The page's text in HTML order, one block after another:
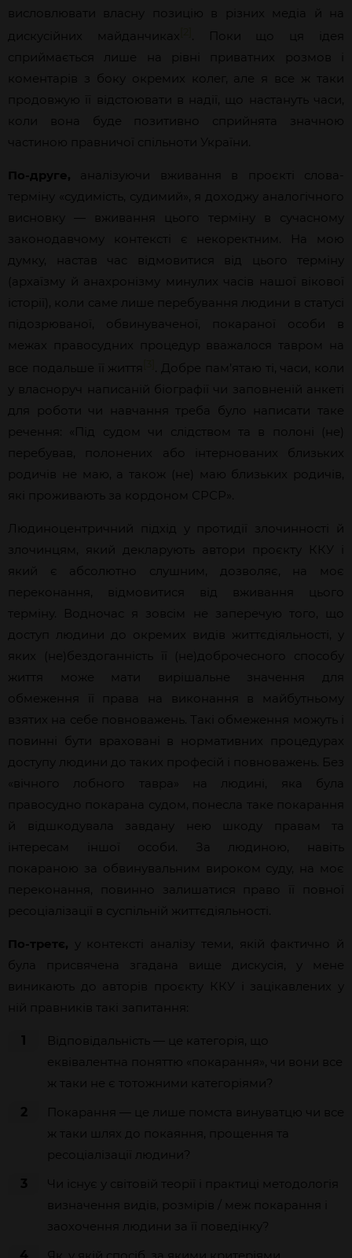
висловлювати власну позицію в різних медіа й на
дискусійних майданчиках
. Поки що ця ідея
сприймається лише на рівні приватних розмов і
коментарів з боку окремих колег, але я все ж таки
продовжую її відстоювати в надії, що настануть часи,
коли вона буде позитивно сприйнята значною
частиною правничої спільноти України.
По-друге, аналізуючи вживання в проєкті слова-
терміну «судимість, судимий», я доходжу аналогічного
висновку — вживання цього терміну в сучасному
законодавчому контексті є некоректним. На мою
думку, настав час відмовитися від цього терміну
(архаїзму й анахронізму минулих часів нашої вікової
історії), коли саме лише перебування людини в статусі
підозрюваної, обвинуваченої, покараної особи в
межах правосудних процедур вважалося тавром на
все подальше її життя
. Добре пам’ятаю ті, часи, коли
у власноруч написаній біографії чи заповненій анкеті
для роботи чи навчання треба було написати таке
речення: «Під судом чи слідством та в полоні (не)
перебував, полонених або інтернованих близьких
родичів не маю, а також (не) маю близьких родичів,
які проживають за кордоном СРСР».
Людиноцентричний підхід у протидії злочинності й
злочинцям, який декларують автори проєкту ККУ і
який є абсолютно слушним, дозволяє, на моє
переконання, відмовитися від вживання цього
терміну. Водночас я зовсім не заперечую того, що
доступ людини до окремих видів життєдіяльності, у
яких (не)бездоганність її (не)доброчесного способу
життя може мати вирішальне значення для
обмеження її права на виконання в майбутньому
взятих на себе повноважень. Такі обмеження можуть і
повинні бути враховані в нормативних процедурах
доступу людини до таких професій і повноважень. Без
«вічного лобного тавра» на людині, яка була
правосудно покарана судом, понесла таке покарання
й відшкодувала завдану нею шкоду правам та
інтересам іншої особи. За людиною, навіть
покараною за обвинувальним вироком суду, на моє
переконання, повинно залишатися право її повної
ресоціалізації в суспільній життєдіяльності.
По-третє,
у контексті аналізу теми, якій фактично й
була присвячена згадана вище дискусія, у мене
виникають до авторів проєкту ККУ і зацікавлених у
ній правників такі запитання:
1
Відповідальність — це категорія, що
еквівалентна поняттю «покарання», чи вони все
ж таки не є тотожними категоріями?
2
Покарання — це лише помста винуватцю чи все
ж таки шлях до покаяння, прощення та
ресоціалізації людини?
3
Чи існує у світовій теорії і практиці методологія
визначення видів, розмірів / меж покарання і
заохочення людини за її поведінку?